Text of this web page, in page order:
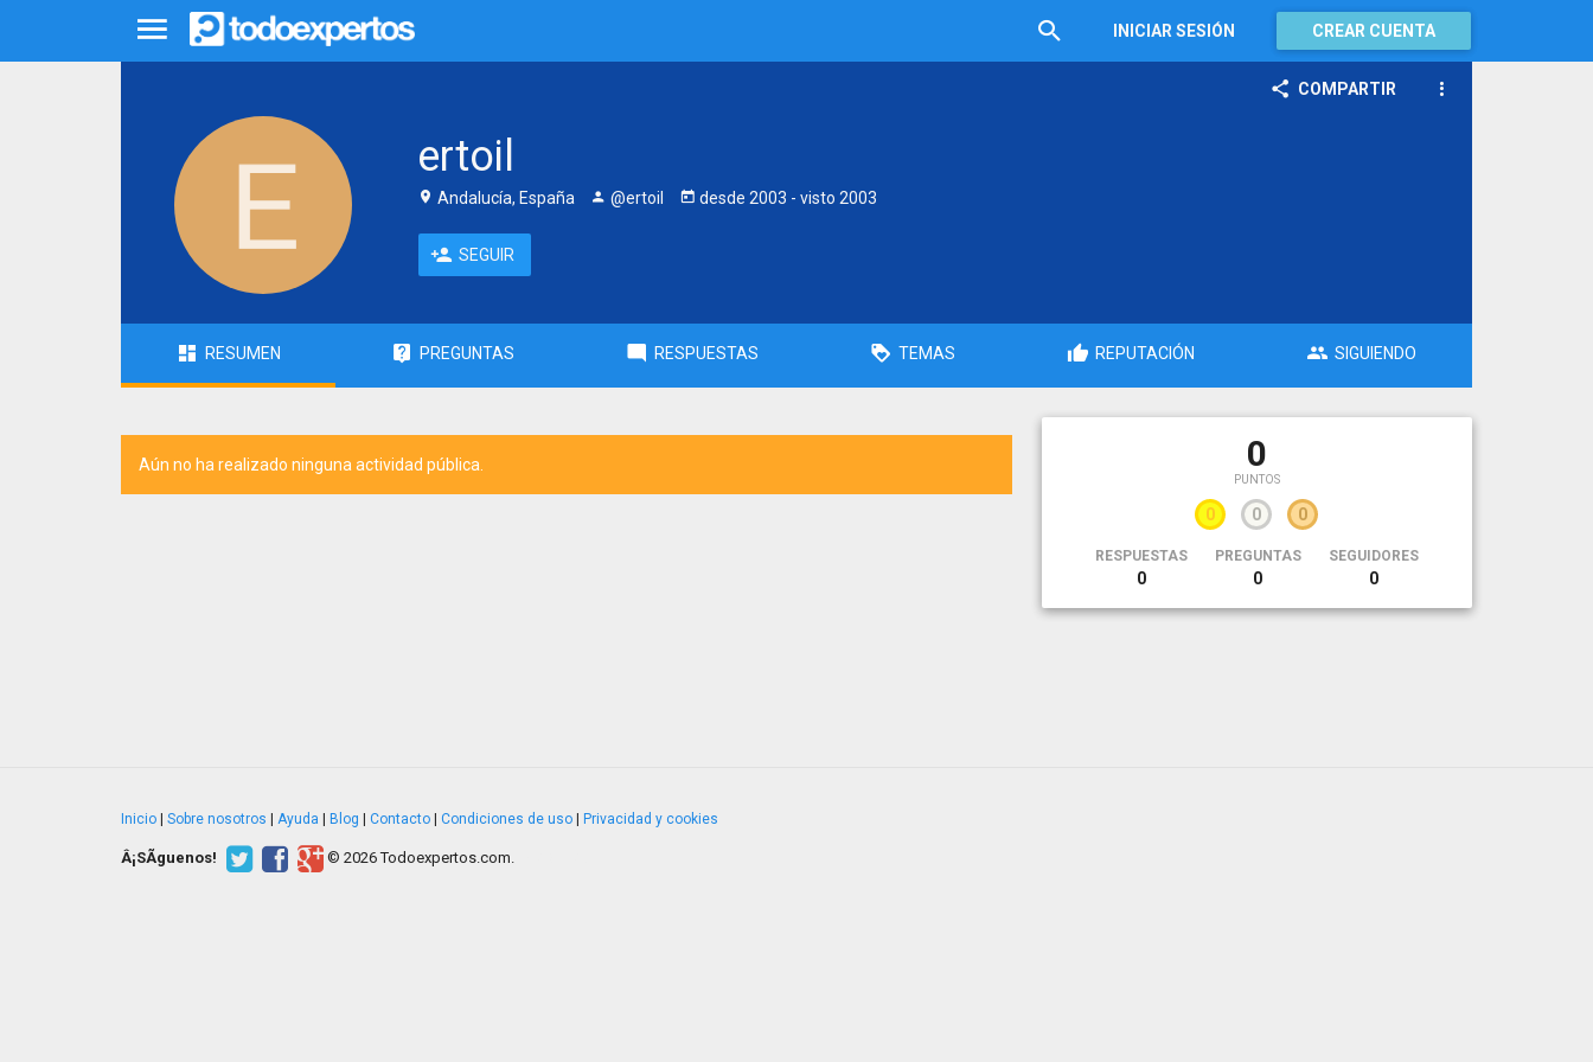
INICIAR SESIÓN CREAR CUENTA
COMPARTIR
ertoil
Andalucía, España @ertoil desde 2003 - visto 2003
SEGUIR
RESUMEN PREGUNTAS RESPUESTAS TEMAS REPUTACIÓN SIGUIENDO
Aún no ha realizado ninguna actividad pública. 0
PUNTOS
0 0 0
RESPUESTAS
0
PREGUNTAS
0
SEGUIDORES
0
Inicio Sobre nosotros Ayuda Blog Contacto Condiciones de uso Privacidad y cookies
Â¡SÃ­guenos! © 2026 Todoexpertos.com.